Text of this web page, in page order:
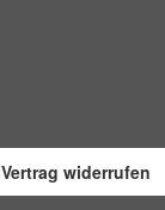
Vertrag widerrufen